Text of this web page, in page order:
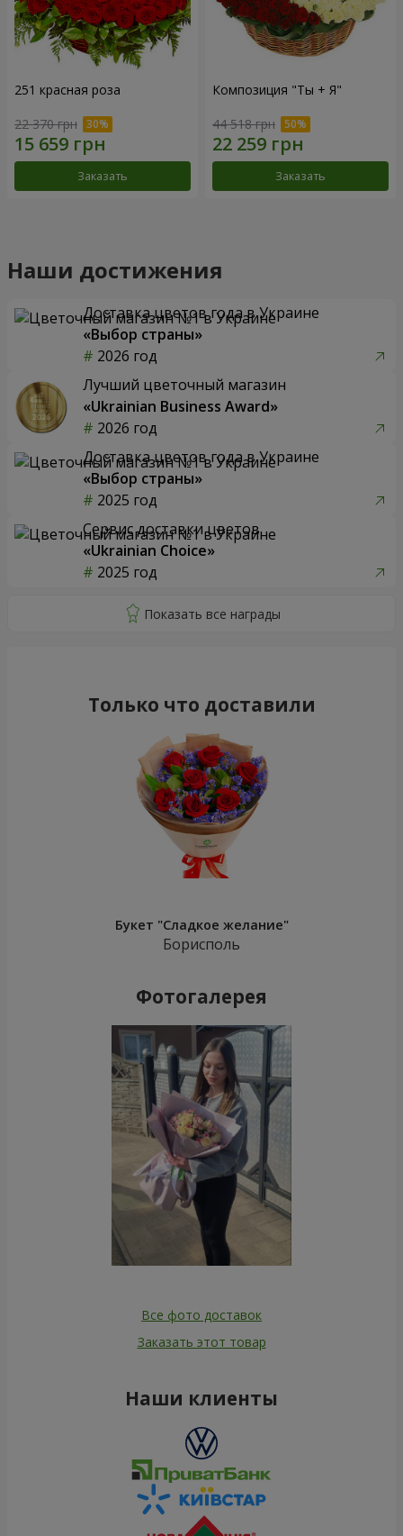
251 красная роза
22 370 грн
Заказать
Композиция "Ты + Я"
44 518 грн
Заказать
Наши достижения
Доставка цветов года в Украине
«Выбор страны»
2026 год
Лучший цветочный магазин
«Ukrainian Business Award»
2026 год
Доставка цветов года в Украине
«Выбор страны»
2025 год
Сервис доставки цветов
«Ukrainian Choice»
2025 год
Только что доставили
Букет "Сладкое желание"
Борисполь
Фотогалерея
Все фото доставок
Заказать этот товар
Наши клиенты